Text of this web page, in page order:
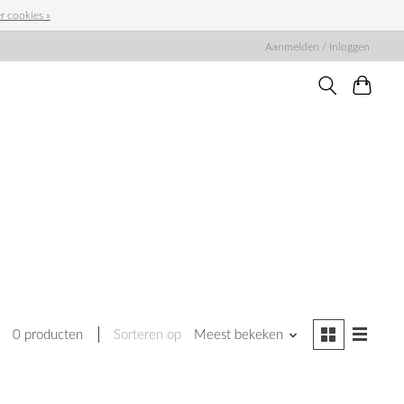
Aanmelden / Inloggen
0 producten Sorteren op Meest bekeken
cookies »